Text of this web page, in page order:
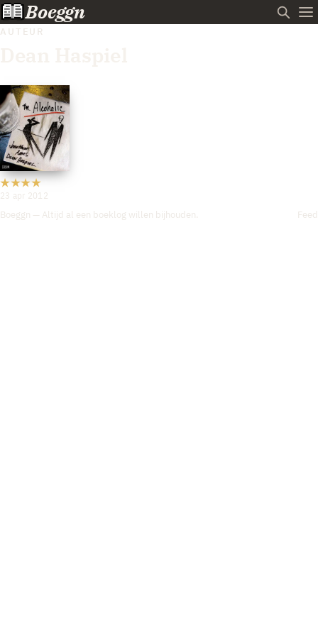
Boeggn
AUTEUR
23 apr 2012
Boeggn — Altijd al een boeklog willen bijhouden.
Feed